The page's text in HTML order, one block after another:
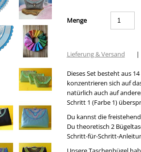
Menge
Lieferung & Versand |
Dieses Set besteht aus
konzentrieren sich auf
natürlich auch auf
Schritt 1 (Farbe 1)
Du kannst die
Du theoretisch 2
Schritt-für-Schritt-